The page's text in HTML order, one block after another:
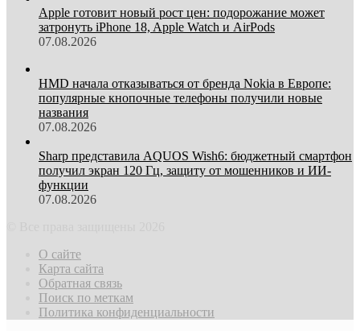
Apple готовит новый рост цен: подорожание может
затронуть iPhone 18, Apple Watch и AirPods
07.08.2026
HMD начала отказываться от бренда Nokia в Европе:
популярные кнопочные телефоны получили новые
названия
07.08.2026
Sharp представила AQUOS Wish6: бюджетный смартфон
получил экран 120 Гц, защиту от мошенников и ИИ-
функции
07.08.2026
О сайте
Карта сайта
Обратная связь
Поиск по меткам
Политика конфиденциальности